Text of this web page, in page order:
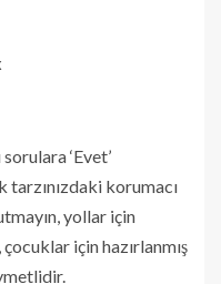
sorulara ‘Evet’
tarzınızdaki korumacı
yollar için
için hazırlanmış